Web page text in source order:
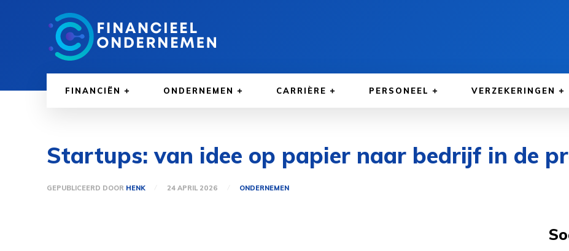
FINANCIËN ONDERNEMEN CARRIÈRE PERSONEEL VERZEKERINGEN
Startups: van idee op papier naar bedrijf in de
GEPUBLICEERD DOOR HENK 24 APRIL 2026 ONDERNEMEN